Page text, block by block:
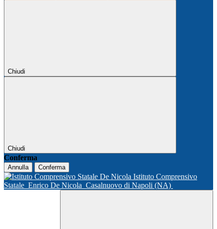
Chiudi
Chiudi
Conferma
Annulla Conferma
Istituto Comprensivo
Statale Enrico De Nicola Casalnuovo di Napoli (NA)